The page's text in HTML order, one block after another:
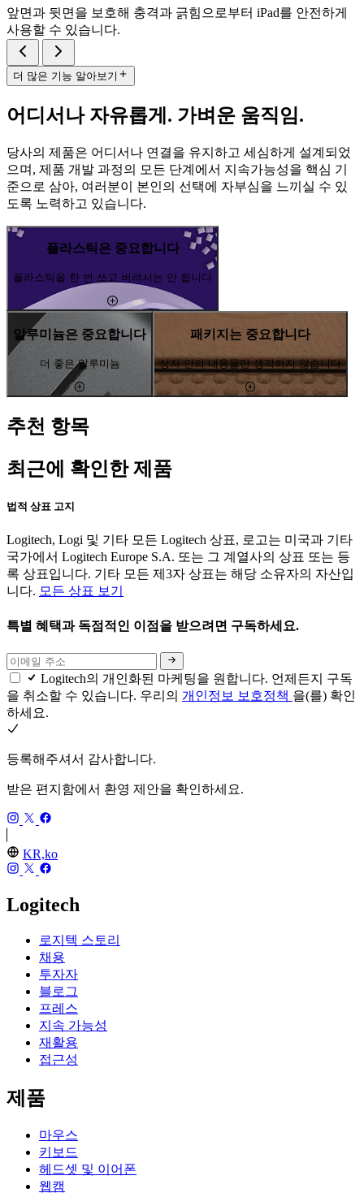
앞면과 뒷면을 보호해 충격과 긁힘으로부터 iPad를 안전하게
사용할 수 있습니다.
더 많은 기능 알아보기
어디서나 자유롭게. 가벼운 움직임.
당사의 제품은 어디서나 연결을 유지하고 세심하게 설계되었
으며, 제품 개발 과정의 모든 단계에서 지속가능성을 핵심 기
준으로 삼아, 여러분이 본인의 선택에 자부심을 느끼실 수 있
도록 노력하고 있습니다.
플라스틱은 중요합니다
플라스틱을 한 번 쓰고 버려서는 안 됩니다
알루미늄은 중요합니다
더 좋은 알루미늄
패키지는 중요합니다
상자 안의 내용물만 생각하지 않습니다
추천 항목
최근에 확인한 제품
법적 상표 고지
Logitech, Logi 및 기타 모든 Logitech 상표, 로고는 미국과 기타
국가에서 Logitech Europe S.A. 또는 그 계열사의 상표 또는 등
록 상표입니다. 기타 모든 제3자 상표는 해당 소유자의 자산입
니다. 모든 상표 보기
특별 혜택과 독점적인 이점을 받으려면 구독하세요.
Logitech의 개인화된 마케팅을 원합니다. 언제든지 구독
을 취소할 수 있습니다. 우리의 개인정보 보호정책 을(를) 확인
하세요.
등록해주셔서 감사합니다.
받은 편지함에서 환영 제안을 확인하세요.
KR,ko
Logitech
로지텍 스토리
채용
투자자
블로그
프레스
지속 가능성
재활용
접근성
제품
마우스
키보드
헤드셋 및 이어폰
웹캠